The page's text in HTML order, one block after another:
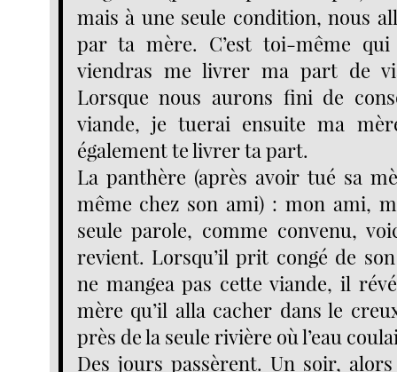
mais à une seule condition, nous
par ta mère. C’est toi-même
viendras me livrer ma part de
Lorsque nous aurons fini de
viande, je tuerai ensuite ma
également te livrer ta part.
La panthère (après avoir tué sa
même chez son ami) : mon ami,
seule parole, comme convenu,
revient. Lorsqu’il prit congé de
ne mangea pas cette viande, il
mère qu’il alla cacher dans le
près de la seule rivière où l’eau
Des jours passèrent. Un soir,